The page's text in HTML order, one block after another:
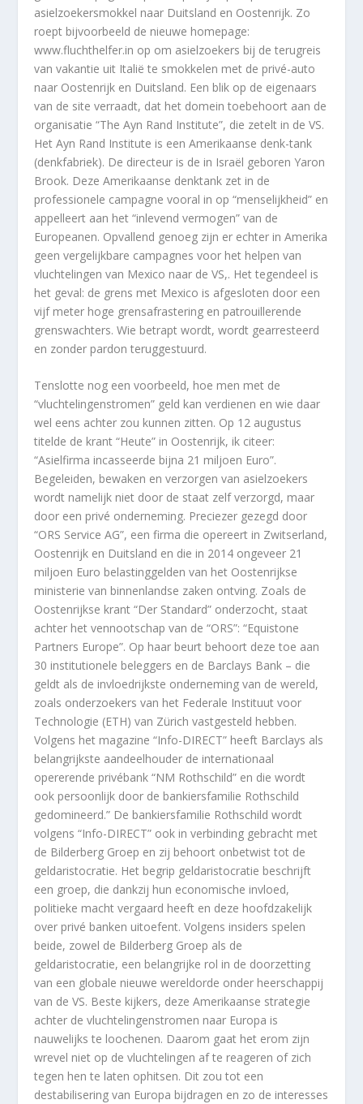
asielzoekersmokkel naar Duitsland en Oostenrijk. Zo
roept bijvoorbeeld de nieuwe homepage:
www.fluchthelfer.in op om asielzoekers bij de terugreis
van vakantie uit Italië te smokkelen met de privé-auto
naar Oostenrijk en Duitsland. Een blik op de eigenaars
van de site verraadt, dat het domein toebehoort aan de
organisatie “The Ayn Rand Institute”, die zetelt in de VS.
Het Ayn Rand Institute is een Amerikaanse denk-tank
(denkfabriek). De directeur is de in Israël geboren Yaron
Brook. Deze Amerikaanse denktank zet in de
professionele campagne vooral in op “menselijkheid” en
appelleert aan het “inlevend vermogen” van de
Europeanen. Opvallend genoeg zijn er echter in Amerika
geen vergelijkbare campagnes voor het helpen van
vluchtelingen van Mexico naar de VS,. Het tegendeel is
het geval: de grens met Mexico is afgesloten door een
vijf meter hoge grensafrastering en patrouillerende
grenswachters. Wie betrapt wordt, wordt gearresteerd
en zonder pardon teruggestuurd.
Tenslotte nog een voorbeeld, hoe men met de
“vluchtelingenstromen” geld kan verdienen en wie daar
wel eens achter zou kunnen zitten. Op 12 augustus
titelde de krant “Heute” in Oostenrijk, ik citeer:
“Asielfirma incasseerde bijna 21 miljoen Euro”.
Begeleiden, bewaken en verzorgen van asielzoekers
wordt namelijk niet door de staat zelf verzorgd, maar
door een privé onderneming. Preciezer gezegd door
“ORS Service AG”, een firma die opereert in Zwitserland,
Oostenrijk en Duitsland en die in 2014 ongeveer 21
miljoen Euro belastinggelden van het Oostenrijkse
ministerie van binnenlandse zaken ontving. Zoals de
Oostenrijkse krant “Der Standard” onderzocht, staat
achter het vennootschap van de “ORS”: “Equistone
Partners Europe”. Op haar beurt behoort deze toe aan
30 institutionele beleggers en de Barclays Bank – die
geldt als de invloedrijkste onderneming van de wereld,
zoals onderzoekers van het Federale Instituut voor
Technologie (ETH) van Zürich vastgesteld hebben.
Volgens het magazine “Info-DIRECT” heeft Barclays als
belangrijkste aandeelhouder de internationaal
opererende privébank “NM Rothschild” en die wordt
ook persoonlijk door de bankiersfamilie Rothschild
gedomineerd.” De bankiersfamilie Rothschild wordt
volgens “Info-DIRECT” ook in verbinding gebracht met
de Bilderberg Groep en zij behoort onbetwist tot de
geldaristocratie. Het begrip geldaristocratie beschrijft
een groep, die dankzij hun economische invloed,
politieke macht vergaard heeft en deze hoofdzakelijk
over privé banken uitoefent. Volgens insiders spelen
beide, zowel de Bilderberg Groep als de
geldaristocratie, een belangrijke rol in de doorzetting
van een globale nieuwe wereldorde onder heerschappij
van de VS. Beste kijkers, deze Amerikaanse strategie
achter de vluchtelingenstromen naar Europa is
nauwelijks te loochenen. Daarom gaat het erom zijn
wrevel niet op de vluchtelingen af te reageren of zich
tegen hen te laten ophitsen. Dit zou tot een
destabilisering van Europa bijdragen en zo de interesses